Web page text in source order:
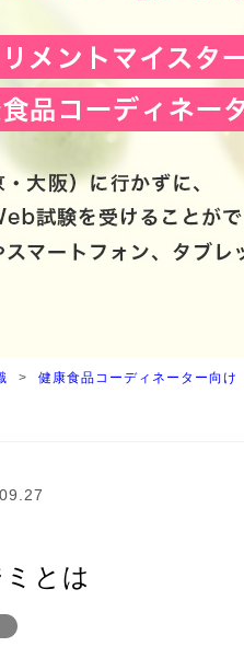
健康食品コーディネーター向け
とは